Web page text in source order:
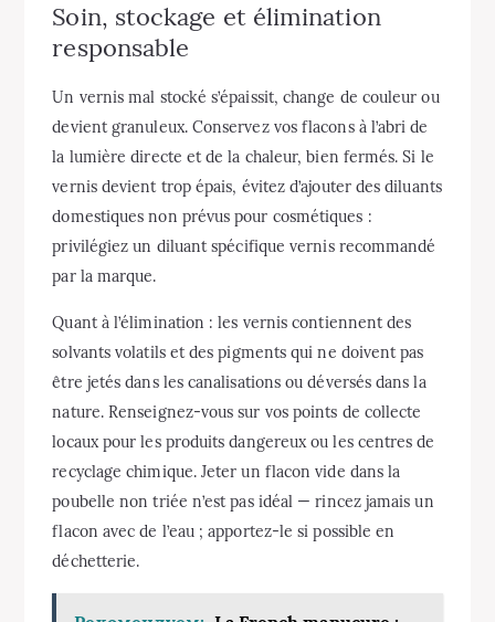
Soin, stockage et élimination
responsable
Un vernis mal stocké s’épaissit, change de couleur ou
devient granuleux. Conservez vos flacons à l’abri de
la lumière directe et de la chaleur, bien fermés. Si le
vernis devient trop épais, évitez d’ajouter des diluants
domestiques non prévus pour cosmétiques :
privilégiez un diluant spécifique vernis recommandé
par la marque.
Quant à l’élimination : les vernis contiennent des
solvants volatils et des pigments qui ne doivent pas
être jetés dans les canalisations ou déversés dans la
nature. Renseignez-vous sur vos points de collecte
locaux pour les produits dangereux ou les centres de
recyclage chimique. Jeter un flacon vide dans la
poubelle non triée n’est pas idéal — rincez jamais un
flacon avec de l’eau ; apportez-le si possible en
déchetterie.